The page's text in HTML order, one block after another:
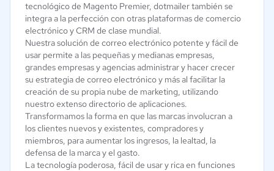
tecnológico de Magento Premier, dotmailer también se
integra a la perfección con otras plataformas de comercio
electrónico y CRM de clase mundial.
Nuestra solución de correo electrónico potente y fácil de
usar permite a las pequeñas y medianas empresas,
grandes empresas y agencias administrar y hacer crecer
su estrategia de correo electrónico y más al facilitar la
creación de su propia nube de marketing, utilizando
nuestro extenso directorio de aplicaciones.
Transformamos la forma en que las marcas involucran a
los clientes nuevos y existentes, compradores y
miembros, para aumentar los ingresos, la lealtad, la
defensa de la marca y el gasto.
La tecnología poderosa, fácil de usar y rica en funciones